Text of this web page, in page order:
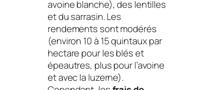
avoine blanche), des lentilles
et du sarrasin. Les
rendements sont modérés
(environ 10 à 15 quintaux par
hectare pour les blés et
épeautres, plus pour l’avoine
et avec la luzerne).